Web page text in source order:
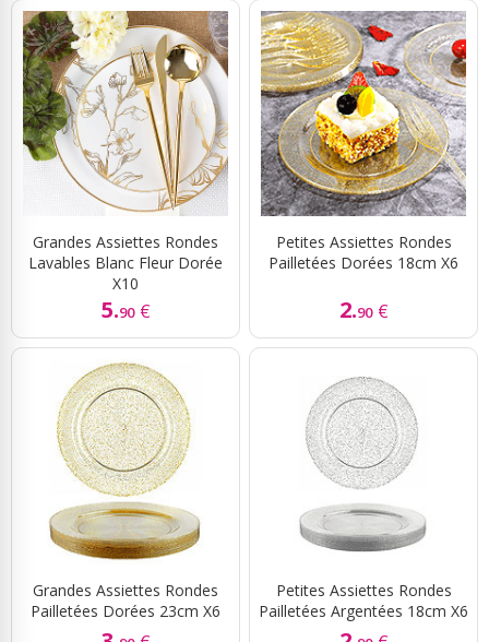
Grandes Assiettes Rondes
Lavables Blanc Fleur Dorée
X10
5.90 €
Petites Assiettes Rondes
Pailletées Dorées 18cm X6
2.90 €
Grandes Assiettes Rondes
Pailletées Dorées 23cm X6
Petites Assiettes Rondes
Pailletées Argentées 18cm X6